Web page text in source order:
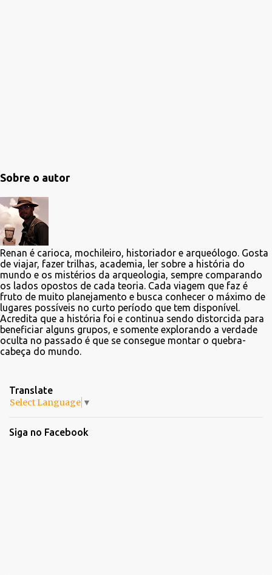
Sobre o autor
Renan é carioca, mochileiro, historiador e arqueólogo. Gosta
de viajar, fazer trilhas, academia, ler sobre a história do
mundo e os mistérios da arqueologia, sempre comparando
os lados opostos de cada teoria. Cada viagem que faz é
fruto de muito planejamento e busca conhecer o máximo de
lugares possíveis no curto período que tem disponível.
Acredita que a história foi e continua sendo distorcida para
beneficiar alguns grupos, e somente explorando a verdade
oculta no passado é que se consegue montar o quebra-
cabeça do mundo.
Translate
Select Language ▼
Siga no Facebook